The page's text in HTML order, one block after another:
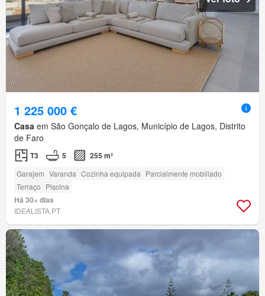
1 225 000 €
Casa em São Gonçalo de Lagos, Município de Lagos, Distrito
de Faro
T3 5 255 m²
Garajem Varanda Cozinha equipada Parcialmente mobiliado
Terraço Piscina
Há 30+ dias
IDEALISTA.PT